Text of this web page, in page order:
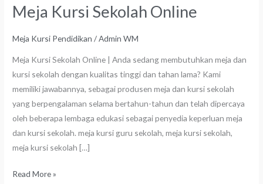
Meja Kursi Sekolah Online
Meja Kursi Pendidikan /Admin WM
Meja Kursi Sekolah Online | Anda sedang membutuhkan meja dan
kursi sekolah dengan kualitas tinggi dan tahan lama? Kami
memiliki jawabannya, sebagai produsen meja dan kursi sekolah
yang berpengalaman selama bertahun-tahun dan telah dipercaya
oleh beberapa lembaga edukasi sebagai penyedia keperluan meja
dan kursi sekolah. meja kursi guru sekolah, meja kursi sekolah,
meja kursi sekolah […]
Read More »